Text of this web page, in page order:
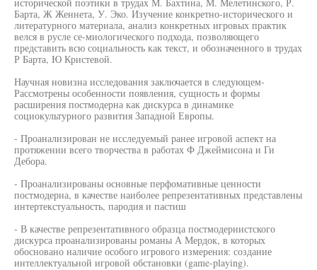
Барта, Ж Женнета, У. Эко. Изучение конкретно-исторического и
литературного материала, анализ конкретных игровых практик
велся в русле се-миологического подхода, позволяющего
представить всю социальность как текст, и обозначенного в трудах
Р Барта, Ю Кристевой.
Научная новизна исследования заключается в следующем-
Рассмотрены особенности появления, сущность и формы
расширения постмодерна как дискурса в динамике
социокультурного развития Западной Европы.
- Проанализирован не исследуемый ранее игровой аспект на
протяжении всего творчества в работах Ф Джеймисона и Ги
Дебора.
- Проанализированы основные перфомативные ценности
постмодерна, в качестве наиболее репрезентативных представлены
интертекстуальность, пародия и пастиш
- В качестве репрезентативного образца постмодернистского
дискурса проанализированы романы А Мердок, в которых
обосновано наличие особого игрового измерения: создание
интеллектуальной игровой обстановки (game-playing).